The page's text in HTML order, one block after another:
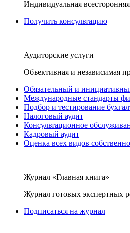
Индивидуальная
Получить консультацию
Аудиторские услуги
Объективная и независимая
Обязательный и
Международные стандарты
Подбор и тестирование
Налоговый аудит
Консультационное
Кадровый аудит
Оценка всех видов
Журнал «Главная книга»
Журнал готовых экспертных
Подписаться на журнал